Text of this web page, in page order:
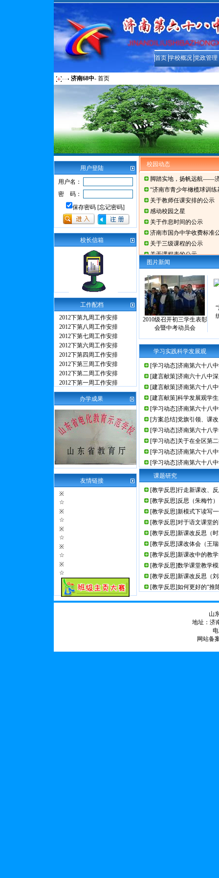
首页 学校概况 党政管理
济南68中- 首页
用户登陆
用户名：
密 码：
保存密码 [忘记密码]
校长信箱
工作配档
2012下第九周工作安排
2012下第八周工作安排
2012下第七周工作安排
2012下第六周工作安排
2012下第四周工作安排
2012下第三周工作安排
2012下第二周工作安排
2012下第一周工作安排
办学成果
友情链接
※
☆
※
☆
※
☆
※
☆
※
☆
校园动态
脚踏实地，扬帆远航——
“济南市青少年橄榄球训
关于教师任课安排的公示
感动校园之星
关于作息时间的公示
济南市国办中学收费标准
关于三级课程的公示
关于课程表的公示
关于学生作业布置情况的
三秩华章—济南第六十八
图片新闻
2010级召开初三学生表彰
会暨中考动员会
学习实践科学发展观
[学习动态]济南第六十八
[建言献策]济南六十八中
[建言献策]济南第六十八
[建言献策]科学发展观学
[学习动态]济南第六十八
[方案总结]党旗引领、课
[学习动态]济南第六十八
[学习动态]关于在全区第
[学习动态]济南第六十八
[学习动态]济南第六十八
课题研究
[教学反思]行走新课改、
[教学反思]反思（朱梅竹）
[教学反思]新模式下读写
[教学反思]对于语文课堂
[教学反思]新课改反思（
[教学反思]课改体会（王
[教学反思]新课改中的教
[教学反思]数学课堂教学
[教学反思]新课改反思（
[教学反思]如何更好的“推
山
地址：济
网站备